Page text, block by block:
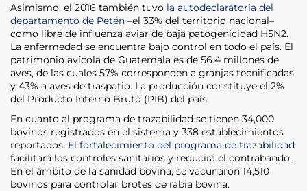
Asimismo, el 2016 también tuvo la autodeclaratoria del
departamento de Petén –el 33% del territorio nacional–
como libre de influenza aviar de baja patogenicidad H5N2.
La enfermedad se encuentra bajo control en todo el país. El
patrimonio avícola de Guatemala es de 56.4 millones de
aves, de las cuales 57% corresponden a granjas tecnificadas
y 43% a aves de traspatio. La producción constituye el 2%
del Producto Interno Bruto (PIB) del país.
En cuanto al programa de trazabilidad se tienen 34,000
bovinos registrados en el sistema y 338 establecimientos
reportados. El fortalecimiento del programa de trazabilidad
facilitará los controles sanitarios y reducirá el contrabando.
En el ámbito de la sanidad bovina, se vacunaron 14,510
bovinos para controlar brotes de rabia bovina.